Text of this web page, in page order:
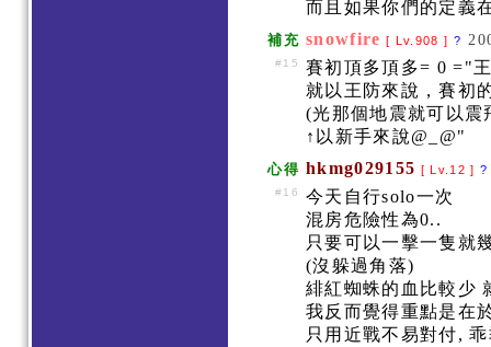
而且如果你們的定義
補充 snowfire [ Lv.908 ] ?
#15
賽初頂多頂多= 0 ="
就以王防來說，賽初
(光那個地震就可以
↑以新手來說@_@"
心得 hkmg029155 [ Lv.12 ]?
#16
今天自行solo一次
混房危險性為0..
只要可以一擊一隻就
(沒躲過角落)
緋紅蜘蛛的血比較少
我反而覺得重點是在
只用近戰不易對付,